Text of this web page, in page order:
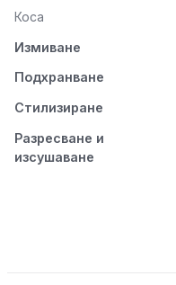
Коса
Измиване
Подхранване
Стилизиране
Разресване и
изсушаване